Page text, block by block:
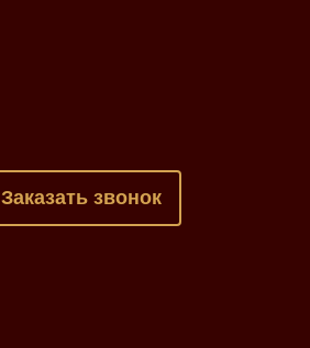
Заказать звонок